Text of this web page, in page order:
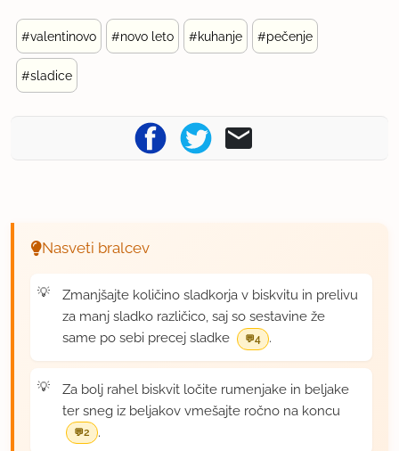
#valentinovo #novo leto #kuhanje #pečenje
#sladice
Nasveti bralcev
Zmanjšajte količino sladkorja v biskvitu in prelivu
za manj sladko različico, saj so sestavine že
same po sebi precej sladke
4 .
Za bolj rahel biskvit ločite rumenjake in beljake
ter sneg iz beljakov vmešajte ročno na koncu
2 .